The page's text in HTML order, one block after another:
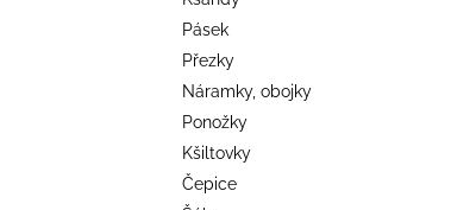
Pásek
Přezky
Náramky, obojky
Ponožky
Kšiltovky
Čepice
TRIKO COCKNEY REJECT - OXBLOOD
499 Kč